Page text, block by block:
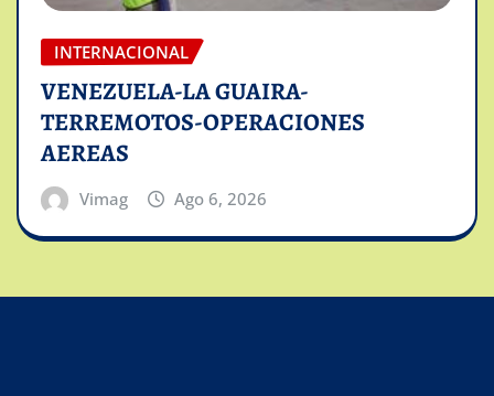
INTERNACIONAL
VENEZUELA-LA GUAIRA-
TERREMOTOS-OPERACIONES
AEREAS
Vimag Ago 6, 2026